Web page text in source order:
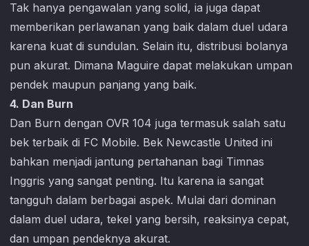
Tak hanya pengawalan yang solid, ia juga dapat
memberikan perlawanan yang baik dalam duel udara
karena kuat di sundulan. Selain itu, distribusi bolanya
pun akurat. Dimana Maguire dapat melakukan umpan
pendek maupun panjang yang baik.
4. Dan Burn
Dan Burn dengan OVR 104 juga termasuk salah satu
bek terbaik di FC Mobile. Bek Newcastle United ini
bahkan menjadi jantung pertahanan bagi Timnas
Inggris yang sangat penting. Itu karena ia sangat
tangguh dalam berbagai aspek. Mulai dari dominan
dalam duel udara, tekel yang bersih, reaksinya cepat,
dan umpan pendeknya akurat.